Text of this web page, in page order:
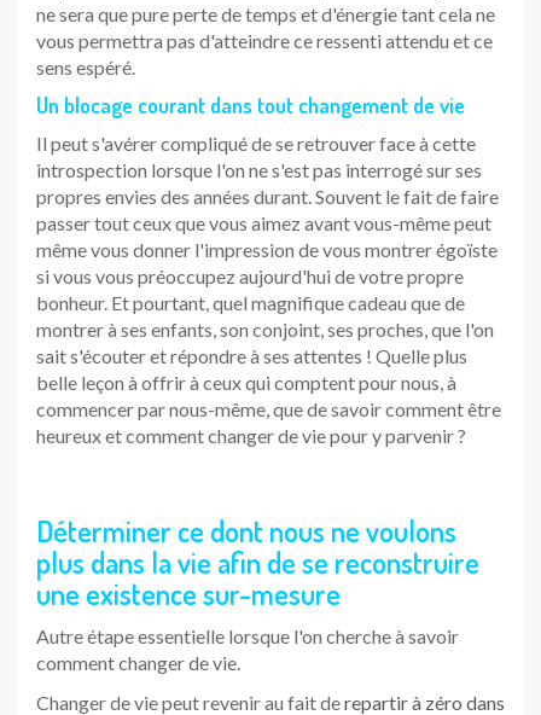
ne sera que pure perte de temps et d'énergie tant cela ne
vous permettra pas d'atteindre ce ressenti attendu et ce
sens espéré.
Un blocage courant dans tout changement de vie
Il peut s'avérer compliqué de se retrouver face à cette
introspection lorsque l'on ne s'est pas interrogé sur ses
propres envies des années durant. Souvent le fait de faire
passer tout ceux que vous aimez avant vous-même peut
même vous donner l'impression de vous montrer égoïste
si vous vous préoccupez aujourd'hui de votre propre
bonheur. Et pourtant, quel magnifique cadeau que de
montrer à ses enfants, son conjoint, ses proches, que l'on
sait s'écouter et répondre à ses attentes ! Quelle plus
belle leçon à offrir à ceux qui comptent pour nous, à
commencer par nous-même, que de savoir comment être
heureux et comment changer de vie pour y parvenir ?
Déterminer ce dont nous ne voulons
plus dans la vie afin de se reconstruire
une existence sur-mesure
Autre étape essentielle lorsque l'on cherche à savoir
comment changer de vie.
Changer de vie peut revenir au fait derepartir à zéro dans